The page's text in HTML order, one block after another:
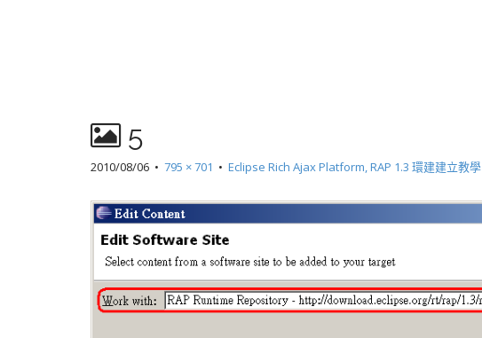
5
2010/08/06 • 795 × 701 • Eclipse Rich Ajax Platform, RAP 1.3 環建建立教學